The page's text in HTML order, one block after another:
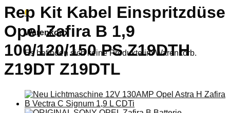
0
Warenkorb
Es befinden sich keine Produkte im Warenkorb.
Rep Kit Kabel Einspritzdüse
Opel Zafira B 1,9
100/120/150 PS Z19DTH
Z19DT Z19DTL